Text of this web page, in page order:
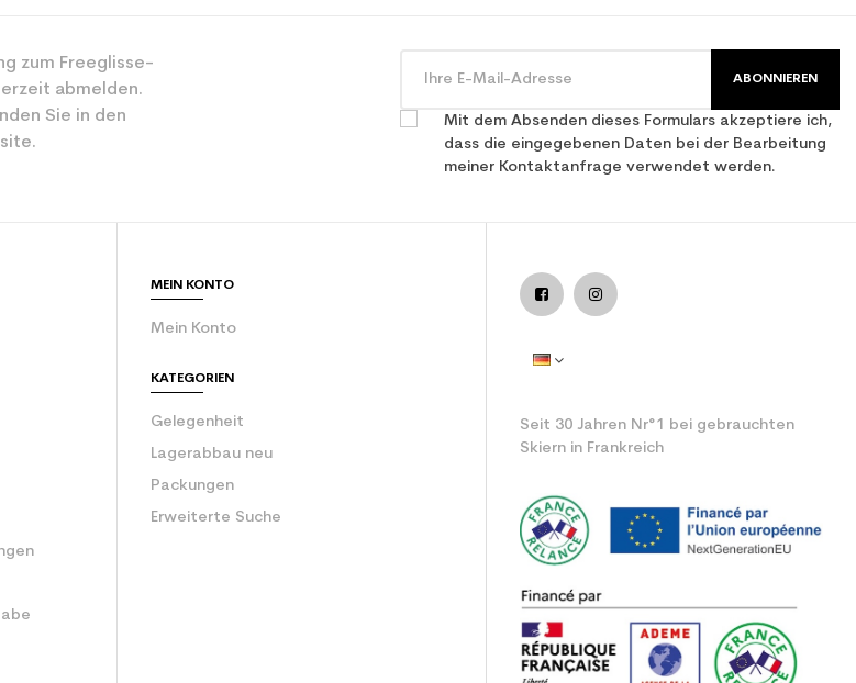
zum Freeglisse-
abmelden.
Sie in den
ABONNIEREN
Mit dem Absenden dieses Formulars akzeptiere ich,
dass die eingegebenen Daten bei der Bearbeitung
meiner Kontaktanfrage verwendet werden.
MEIN KONTO
Mein Konto
KATEGORIEN
Gelegenheit
Lagerabbau neu
Packungen
Erweiterte Suche
Seit 30 Jahren Nr°1 bei gebrauchten
Skiern in Frankreich